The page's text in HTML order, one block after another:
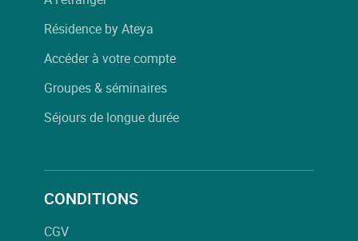
Résidence by Ateya
Accéder à votre compte
Groupes & séminaires
Séjours de longue durée
CONDITIONS
CGV